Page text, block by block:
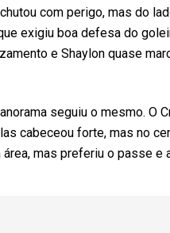
com perigo, mas do
exigiu boa defesa do
e Shaylon quase
seguiu o mesmo. O
cabeceou forte, mas no
área, mas preferiu o passe e